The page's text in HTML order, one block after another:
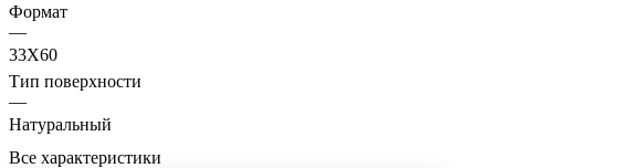
Формат
—
33X60
Тип поверхности
—
Натуральный
Все характеристики